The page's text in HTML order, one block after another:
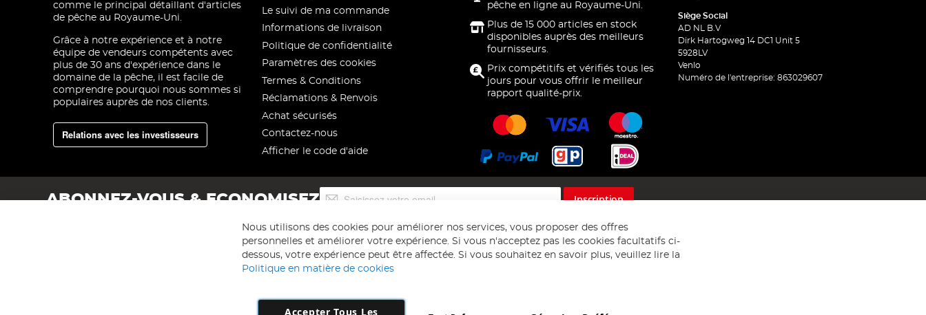
comme le principal détaillant d'articles
de pêche au Royaume-Uni.
Grâce à notre expérience et à notre
équipe de vendeurs compétents avec
plus de 30 ans d'expérience dans le
domaine de la pêche, il est facile de
comprendre pourquoi nous sommes si
populaires auprès de nos clients.
Relations avec les investisseurs
Le suivi de ma commande
Informations de livraison
Politique de confidentialité
Paramètres des cookies
Termes & Conditions
Réclamations & Renvois
Achat sécurisés
Contactez-nous
Afficher le code d'aide
pêche en ligne au Royaume-Uni.
Plus de 15 000 articles en stock
disponibles auprès des meilleurs
fournisseurs.
Prix compétitifs et vérifiés tous les
jours pour vous offrir le meilleur
rapport qualité-prix.
Siège Social
AD NL B.V
Dirk Hartogweg 14 DC1 Unit 5
5928LV
Venlo
Numéro de l'entreprise: 863029607
ABONNEZ-VOUS & ECONOMISEZ
lettre
d’information
:
Inscription
Nous utilisons des cookies pour améliorer nos services, vous proposer des offres
personnelles et améliorer votre expérience. Si vous n'acceptez pas les cookies facultatifs ci-
dessous, votre expérience peut être affectée. Si vous souhaitez en savoir plus, veuillez lire la
Politique en matière de cookies
Accepter Tous Les